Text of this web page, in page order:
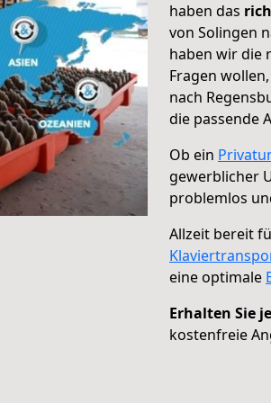
haben das
von Solingen
haben wir die
Fragen wollen,
nach
die passende
Ob ein
gewerblicher
problemlos
Allzeit bereit
eine optimale
Erhalten Sie
kostenfreie